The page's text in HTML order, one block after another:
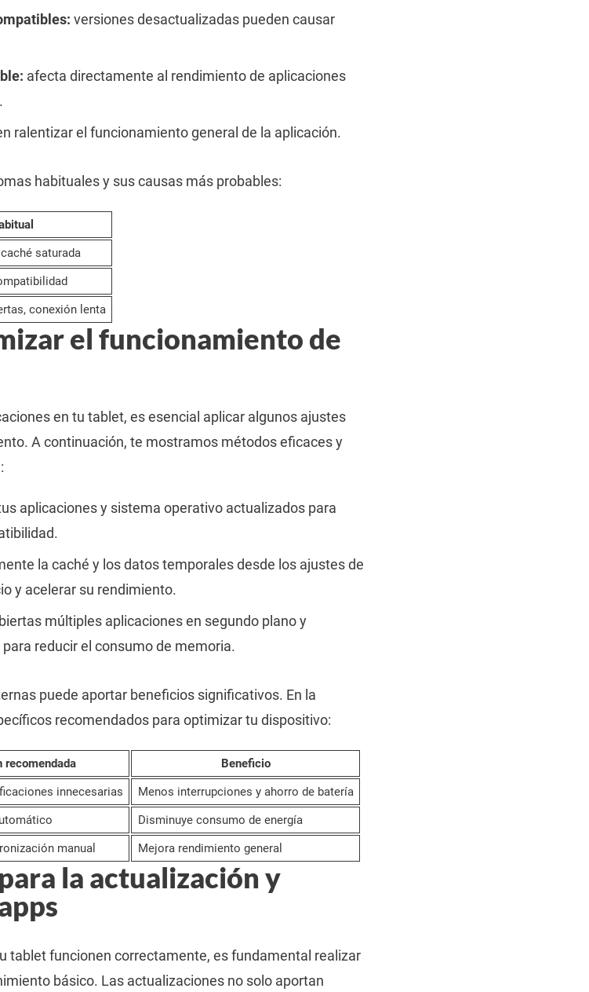
versiones desactualizadas pueden causar
afecta directamente al rendimiento de aplicaciones
ralentizar el funcionamiento general de la aplicación.
habituales y sus causas más probables:
saturada
conexión lenta
el funcionamiento de
en tu tablet, es esencial aplicar algunos ajustes
A continuación, te mostramos métodos eficaces y
aplicaciones y sistema operativo actualizados para
la caché y los datos temporales desde los ajustes de
y acelerar su rendimiento.
múltiples aplicaciones en segundo plano y
reducir el consumo de memoria.
puede aportar beneficios significativos. En la
recomendados para optimizar tu dispositivo:
recomendada
Beneficio
innecesarias
Menos interrupciones y ahorro de batería
Disminuye consumo de energía
manual Mejora rendimiento general
la actualización y
tablet funcionen correctamente, es fundamental realizar
básico. Las actualizaciones no solo aportan